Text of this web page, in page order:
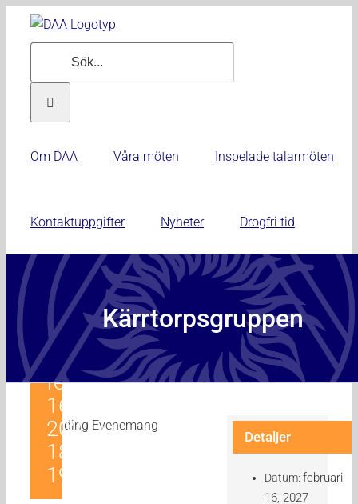
Fortsätt
Om DAA Våra möten Inspelade talarmöten
Kontaktuppgifter Nyheter Drogfri tid
Kärrtorpsgruppen
Kärrtorpsgruppen
februari
16,
2027 |
18:00
19:15
Detaljer
Datum: februari
16, 2027